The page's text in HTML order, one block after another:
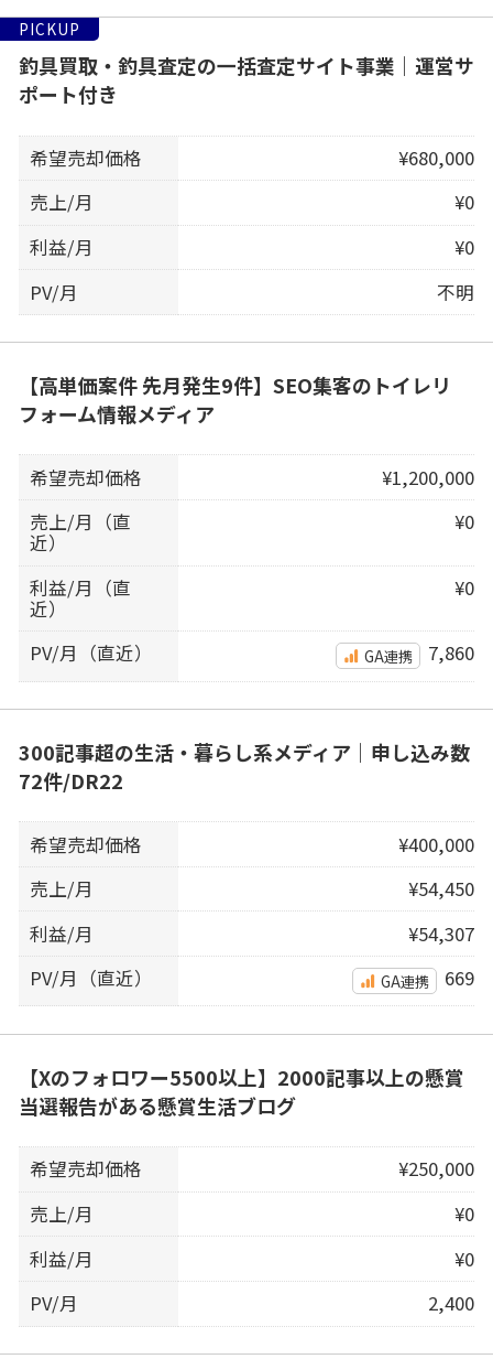
PICKUP
釣具買取・釣具査定の一括査定サイト事業｜運営サ
ポート付き
希望売却価格
¥680,000
売上/月
¥0
利益/月
¥0
PV/月
不明
【高単価案件 先月発生9件】SEO集客のトイレリ
フォーム情報メディア
希望売却価格
¥1,200,000
売上/月（直
近）
¥0
利益/月（直
近）
¥0
PV/月（直近） GA連携 7,860
300記事超の生活・暮らし系メディア｜申し込み数
72件/DR22
希望売却価格
¥400,000
売上/月
¥54,450
利益/月
¥54,307
PV/月（直近）
GA連携 669
【Xのフォロワー5500以上】2000記事以上の懸賞
当選報告がある懸賞生活ブログ
希望売却価格
¥250,000
売上/月
¥0
利益/月
¥0
PV/月
2,400